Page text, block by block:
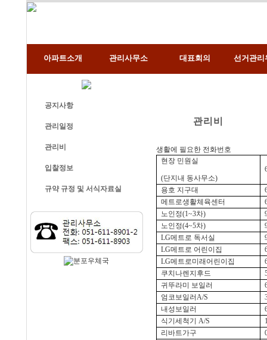
아파트소개 관리사무소 대표회의 선거관리
공지사항
관리일정
관리비
입찰정보
규약 규정 및 서식자료실
관리비
생활에 필요한 전화번호
현장 민원실
(단지내 동사무소)
용호 지구대
메트로생활체육센터
노인정(1~3차)
노인정(4~5차)
LG메트로 독서실
LG메트로 어린이집
LG메트로미래어린이집
쿠치나렌지후드
귀뚜라미 보일러
엄코보일러A/S
내성보일러
식기세척기 A/S
리바트가구